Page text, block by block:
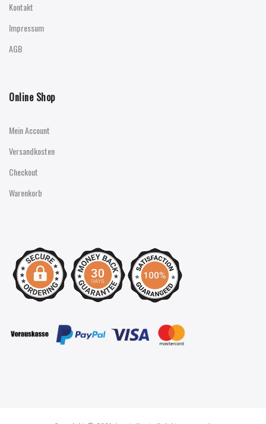
Kontakt
Impressum
AGB
Online Shop
Mein Account
Versandkosten
Checkout
Warenkorb